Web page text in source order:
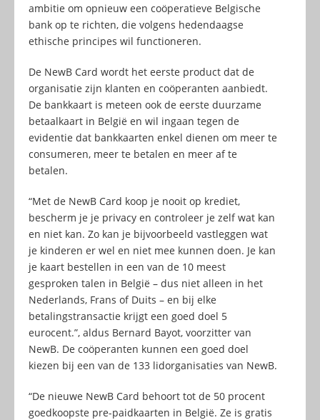
ambitie om opnieuw een coöperatieve Belgische
bank op te richten, die volgens hedendaagse
ethische principes wil functioneren.
De NewB Card wordt het eerste product dat de
organisatie zijn klanten en coöperanten aanbiedt.
De bankkaart is meteen ook de eerste duurzame
betaalkaart in België en wil ingaan tegen de
evidentie dat bankkaarten enkel dienen om meer te
consumeren, meer te betalen en meer af te
betalen.
“Met de NewB Card koop je nooit op krediet,
bescherm je je privacy en controleer je zelf wat kan
en niet kan. Zo kan je bijvoorbeeld vastleggen wat
je kinderen er wel en niet mee kunnen doen. Je kan
je kaart bestellen in een van de 10 meest
gesproken talen in België – dus niet alleen in het
Nederlands, Frans of Duits – en bij elke
betalingstransactie krijgt een goed doel 5
eurocent.”, aldus Bernard Bayot, voorzitter van
NewB. De coöperanten kunnen een goed doel
kiezen bij een van de 133 lidorganisaties van NewB.
“De nieuwe NewB Card behoort tot de 50 procent
goedkoopste pre-paidkaarten in België. Ze is gratis